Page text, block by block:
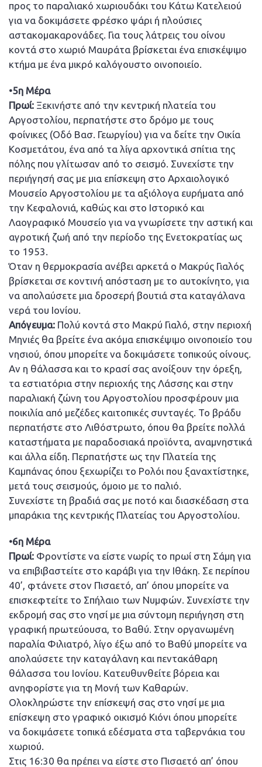
προς το παραλιακό χωριουδάκι του Κάτω Κατελειού
για να δοκιμάσετε φρέσκο ψάρι ή πλούσιες
αστακομακαρονάδες. Για τους λάτρεις του οίνου
κοντά στο χωριό Μαυράτα βρίσκεται ένα επισκέψιμο
κτήμα με ένα μικρό καλόγουστο οινοποιείο.
•5η Μέρα
Πρωί: Ξεκινήστε από την κεντρική πλατεία του
Αργοστολίου, περπατήστε στο δρόμο με τους
φοίνικες (Οδό Βασ. Γεωργίου) για να δείτε την Οικία
Κοσμετάτου, ένα από τα λίγα αρχοντικά σπίτια της
πόλης που γλίτωσαν από το σεισμό. Συνεχίστε την
περιήγησή σας με μια επίσκεψη στο Αρχαιολογικό
Μουσείο Αργοστολίου με τα αξιόλογα ευρήματα από
την Κεφαλονιά, καθώς και στο Ιστορικό και
Λαογραφικό Μουσείο για να γνωρίσετε την αστική και
αγροτική ζωή από την περίοδο της Ενετοκρατίας ως
το 1953.
Όταν η θερμοκρασία ανέβει αρκετά ο Μακρύς Γιαλός
βρίσκεται σε κοντινή απόσταση με το αυτοκίνητο, για
να απολαύσετε μια δροσερή βουτιά στα καταγάλανα
νερά του Ιονίου.
Απόγευμα: Πολύ κοντά στο Μακρύ Γιαλό, στην περιοχή
Μηνιές θα βρείτε ένα ακόμα επισκέψιμο οινοποιείο του
νησιού, όπου μπορείτε να δοκιμάσετε τοπικούς οίνους.
Αν η θάλασσα και το κρασί σας ανοίξουν την όρεξη,
τα εστιατόρια στην περιοχής της Λάσσης και στην
παραλιακή ζώνη του Αργοστολίου προσφέρουν μια
ποικιλία από μεζέδες καιτοπικές συνταγές. Το βράδυ
περπατήστε στο Λιθόστρωτο, όπου θα βρείτε πολλά
καταστήματα με παραδοσιακά προϊόντα, αναμνηστικά
και άλλα είδη. Περπατήστε ως την Πλατεία της
Καμπάνας όπου ξεχωρίζει το Ρολόι που ξαναχτίστηκε,
μετά τους σεισμούς, όμοιο με το παλιό.
Συνεχίστε τη βραδιά σας με ποτό και διασκέδαση στα
μπαράκια της κεντρικής Πλατείας του Αργοστολίου.
•6η Μέρα
Πρωί: Φροντίστε να είστε νωρίς το πρωί στη Σάμη για
να επιβιβαστείτε στο καράβι για την Ιθάκη. Σε περίπου
40’, φτάνετε στον Πισαετό, απ’ όπου μπορείτε να
επισκεφτείτε το Σπήλαιο των Νυμφών. Συνεχίστε την
εκδρομή σας στο νησί με μια σύντομη περιήγηση στη
γραφική πρωτεύουσα, το Βαθύ. Στην οργανωμένη
παραλία Φιλιατρό, λίγο έξω από το Βαθύ μπορείτε να
απολαύσετε την καταγάλανη και πεντακάθαρη
θάλασσα του Ιονίου. Κατευθυνθείτε βόρεια και
ανηφορίστε για τη Μονή των Καθαρών.
Ολοκληρώστε την επίσκεψή σας στο νησί με μια
επίσκεψη στο γραφικό οικισμό Κιόνι όπου μπορείτε
να δοκιμάσετε τοπικά εδέσματα στα ταβερνάκια του
χωριού.
Στις 16:30 θα πρέπει να είστε στο Πισαετό απ’ όπου